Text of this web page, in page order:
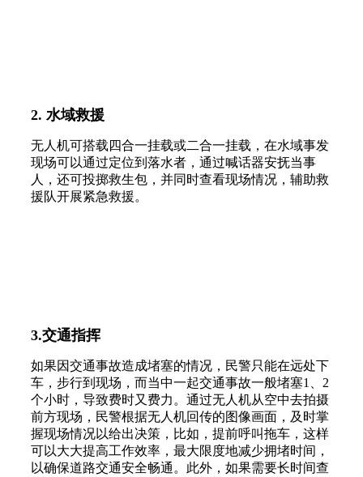
2. 水域救援
无人机可搭载四合一挂载或二合一挂载，在水域事发
现场可以通过定位到落水者，通过喊话器安抚当事
人，还可投掷救生包，并同时查看现场情况，辅助救
援队开展紧急救援。
3.交通指挥
如果因交通事故造成堵塞的情况，民警只能在远处下
车，步行到现场，而当中一起交通事故一般堵塞1、2
个小时，导致费时又费力。通过无人机从空中去拍摄
前方现场，民警根据无人机回传的图像画面，及时掌
握现场情况以给出决策，比如，提前呼叫拖车，这样
可以大大提高工作效率，最大限度地减少拥堵时间，
以确保道路交通安全畅通。此外，如果需要长时间查